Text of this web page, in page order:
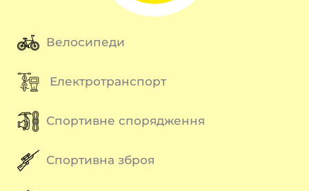
Велосипеди
Електротранспорт
Спортивне спорядження
Спортивна зброя